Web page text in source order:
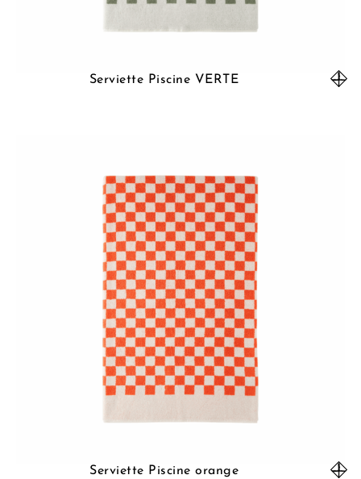
Serviette Piscine VERTE
Serviette Piscine orange